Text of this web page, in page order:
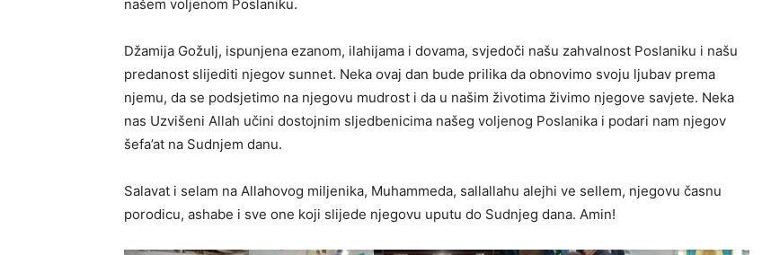
našem voljenom Poslaniku.
Džamija Gožulj, ispunjena ezanom, ilahijama i dovama, svjedoči našu zahvalnost Poslaniku i našu
predanost slijediti njegov sunnet. Neka ovaj dan bude prilika da obnovimo svoju ljubav prema
njemu, da se podsjetimo na njegovu mudrost i da u našim životima živimo njegove savjete. Neka
nas Uzvišeni Allah učini dostojnim sljedbenicima našeg voljenog Poslanika i podari nam njegov
šefa’at na Sudnjem danu.
Salavat i selam na Allahovog miljenika, Muhammeda, sallallahu alejhi ve sellem, njegovu časnu
porodicu, ashabe i sve one koji slijede njegovu uputu do Sudnjeg dana. Amin!